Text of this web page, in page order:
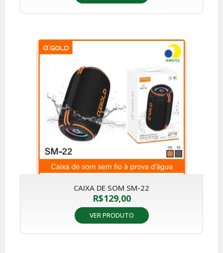
CAIXA DE SOM SM-22
R$129,00
VER PRODUTO